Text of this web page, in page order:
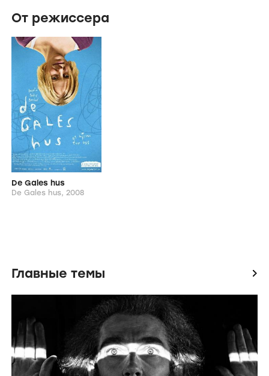
От режиссера
De Gales hus
De Gales hus, 2008
Главные темы icon